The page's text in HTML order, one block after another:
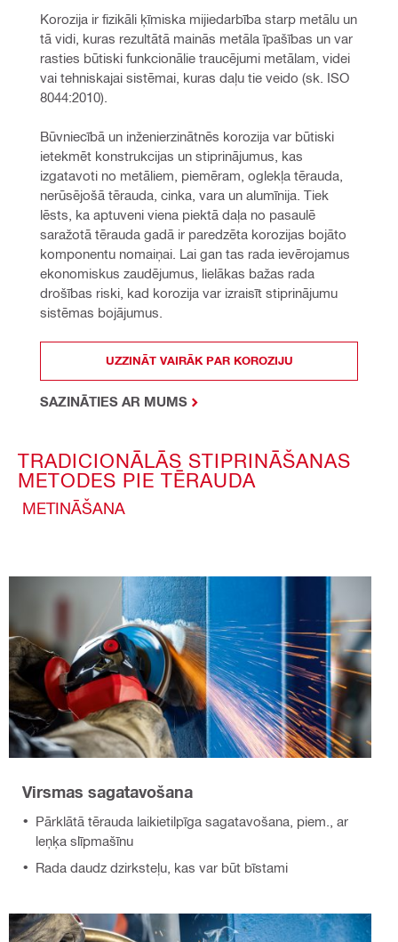
Korozija ir fizikāli ķīmiska mijiedarbība starp metālu un
tā vidi, kuras rezultātā mainās metāla īpašības un var
rasties būtiski funkcionālie traucējumi metālam, videi
vai tehniskajai sistēmai, kuras daļu tie veido (sk. ISO
8044:2010).
Būvniecībā un inženierzinātnēs korozija var būtiski
ietekmēt konstrukcijas un stiprinājumus, kas
izgatavoti no metāliem, piemēram, oglekļa tērauda,
nerūsējošā tērauda, cinka, vara un alumīnija. Tiek
lēsts, ka aptuveni viena piektā daļa no pasaulē
saražotā tērauda gadā ir paredzēta korozijas bojāto
komponentu nomaiņai. Lai gan tas rada ievērojamus
ekonomiskus zaudējumus, lielākas bažas rada
drošības riski, kad korozija var izraisīt stiprinājumu
sistēmas bojājumus.
UZZINĀT VAIRĀK PAR KOROZIJU
SAZINĀTIES AR MUMS
TRADICIONĀLĀS STIPRINĀŠANAS
METODES PIE TĒRAUDA
METINĀŠANA
Virsmas sagatavošana
Pārklātā tērauda laikietilpīga sagatavošana, piem., ar
leņķa slīpmašīnu
Rada daudz dzirksteļu, kas var būt bīstami